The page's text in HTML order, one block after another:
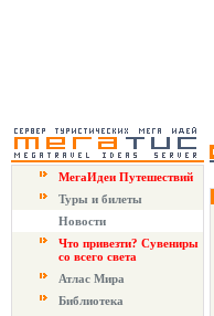
МегаИдеи Путешествий
Туры и билеты
Новости
Что привезти? Сувениры
со всего света
Атлас Мира
Библиотека